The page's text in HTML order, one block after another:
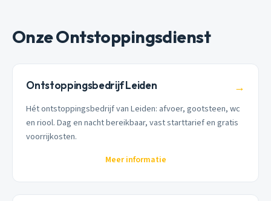
Onze Ontstoppingsdienst
Ontstoppingsbedrijf Leiden →
Hét ontstoppingsbedrijf van Leiden: afvoer, gootsteen, wc
en riool. Dag en nacht bereikbaar, vast starttarief en gratis
voorrijkosten.
Meer informatie